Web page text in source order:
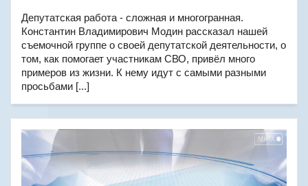
Депутатская работа - сложная и многогранная.
Константин Владимирович Модин рассказал нашей
съемочной группе о своей депутатской деятельности, о
том, как помогает участникам СВО, привёл много
примеров из жизни. К нему идут с самыми разными
просьбами [...]